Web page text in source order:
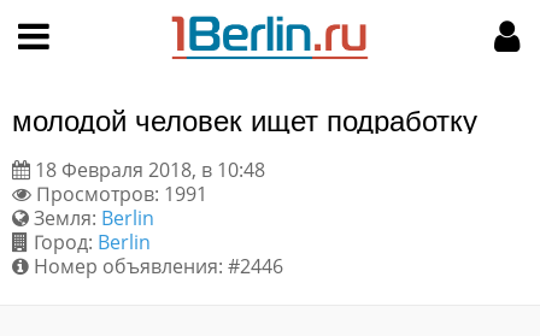
Поиск
Пользовательское соглашение
Правила доски объявлений
МОЙ АККАУНТ
Мои объявления
молодой человек ищет подработку
18 Февраля 2018, в 10:48
Просмотров: 1991
Земля: Berlin
Город: Berlin
Номер объявления: #2446